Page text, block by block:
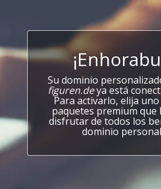
Su dominio
figuren.deya está
Para activarlo, elija
paquetes premium
disfrutar de todos los
dominio